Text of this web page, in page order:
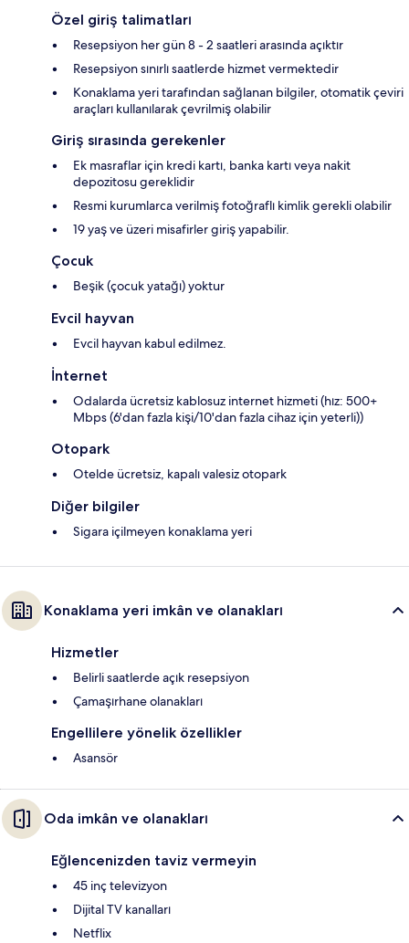
Özel giriş talimatları
Resepsiyon her gün 8 - 2 saatleri arasında açıktır
Resepsiyon sınırlı saatlerde hizmet vermektedir
Konaklama yeri tarafından sağlanan bilgiler, otomatik çeviri
araçları kullanılarak çevrilmiş olabilir
Giriş sırasında gerekenler
Ek masraflar için kredi kartı, banka kartı veya nakit
depozitosu gereklidir
Resmi kurumlarca verilmiş fotoğraflı kimlik gerekli olabilir
19 yaş ve üzeri misafirler giriş yapabilir.
Çocuk
Beşik (çocuk yatağı) yoktur
Evcil hayvan
Evcil hayvan kabul edilmez.
İnternet
Odalarda ücretsiz kablosuz internet hizmeti (hız: 500+
Mbps (6'dan fazla kişi/10'dan fazla cihaz için yeterli))
Otopark
Otelde ücretsiz, kapalı valesiz otopark
Diğer bilgiler
Sigara içilmeyen konaklama yeri
Konaklama yeri imkân ve olanakları
Hizmetler
Belirli saatlerde açık resepsiyon
Çamaşırhane olanakları
Engellilere yönelik özellikler
Asansör
Oda imkân ve olanakları
Eğlencenizden taviz vermeyin
45 inç televizyon
Dijital TV kanalları
Netflix